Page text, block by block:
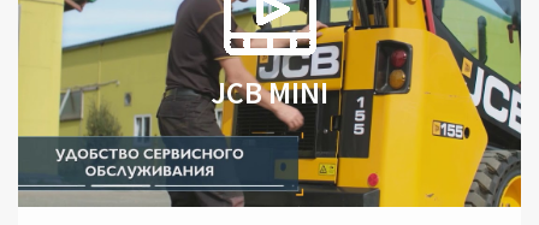
JCB MINI